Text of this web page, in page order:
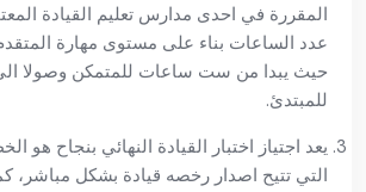
المقررة في احدى مدارس تعليم القيادة
عدد الساعات بناء على مستوى مهارة
حيث يبدا من ست ساعات للمتمكن وصولا
للمبتدئ.
يعد اجتياز اختبار القيادة النهائي بنجاح هو
التي تتيح اصدار رخصه قيادة بشكل مباشر،